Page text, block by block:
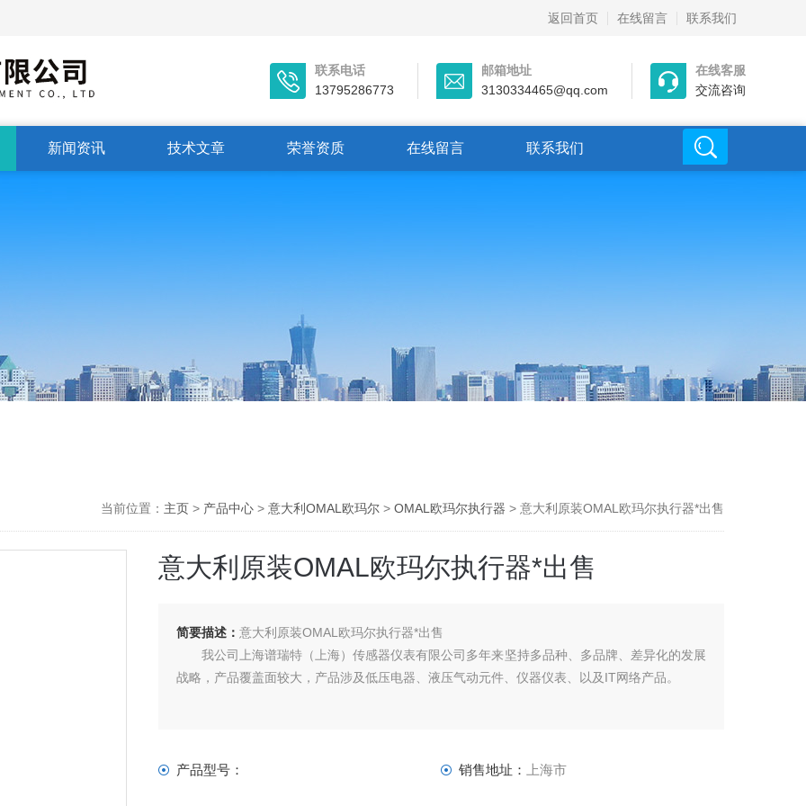
返回首页 在线留言 联系我们
联系电话
13795286773
邮箱地址
3130334465@qq.com
在线客服
交流咨询
新闻资讯 技术文章 荣誉资质 在线留言 联系我们
当前位置： 主页 > 产品中心> 意大利OMAL欧玛尔> OMAL欧玛尔执行器 > 意大利原装OMAL欧玛尔执行器*出售
意大利原装OMAL欧玛尔执行器*出售
简要描述：意大利原装OMAL欧玛尔执行器*出售
我公司上海谱瑞特（上海）传感器仪表有限公司多年来坚持多品种、多品牌、差异化的发展
战略，产品覆盖面较大，产品涉及低压电器、液压气动元件、仪器仪表、以及IT网络产品。
产品型号： 销售地址： 上海市